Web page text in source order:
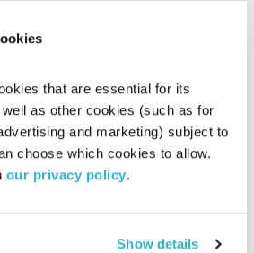
that are essential for its
as other cookies (such as for
and marketing) subject to
choose which cookies to allow.
our privacy policy.
Show details
המחסן של יוסי בבליקי – 23.12.21
המחסן של יוסי בבליקי
רובן להבויוסי בבליקי
יוסי בבליקי ורובן להב (בלאק לולו)